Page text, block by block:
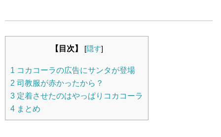
【目次】 [隠す]
1 コカコーラの広告にサンタが登場
2 司教服が赤かったから？
3 定着させたのはやっぱりコカコーラ
4 まとめ